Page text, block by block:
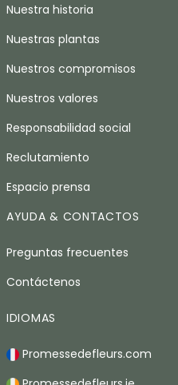
Nuestra historia
Nuestras plantas
Nuestros compromisos
Nuestros valores
Responsabilidad social
Reclutamiento
Espacio prensa
AYUDA & CONTACTOS
Preguntas frecuentes
Contáctenos
IDIOMAS
Promessedefleurs.com